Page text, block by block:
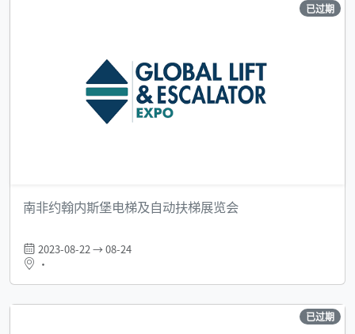
南非约翰内斯堡电梯及自动扶梯展览会
2023-08-22 → 08-24
•
已过期
已过期